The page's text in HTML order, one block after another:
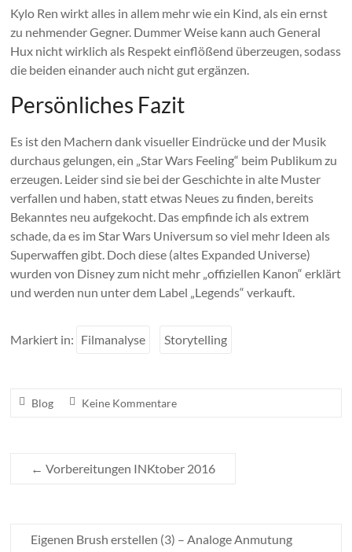
Kylo Ren wirkt alles in allem mehr wie ein Kind, als ein ernst
zu nehmender Gegner. Dummer Weise kann auch General
Hux nicht wirklich als Respekt einflößend überzeugen, sodass
die beiden einander auch nicht gut ergänzen.
Persönliches Fazit
Es ist den Machern dank visueller Eindrücke und der Musik
durchaus gelungen, ein „Star Wars Feeling“ beim Publikum zu
erzeugen. Leider sind sie bei der Geschichte in alte Muster
verfallen und haben, statt etwas Neues zu finden, bereits
Bekanntes neu aufgekocht. Das empfinde ich als extrem
schade, da es im Star Wars Universum so viel mehr Ideen als
Superwaffen gibt. Doch diese (altes Expanded Universe)
wurden von Disney zum nicht mehr „offiziellen Kanon“ erklärt
und werden nun unter dem Label „Legends“ verkauft.
Markiert in: Filmanalyse Storytelling
Blog Keine Kommentare
← Vorbereitungen INKtober 2016
Eigenen Brush erstellen (3) – Analoge Anmutung